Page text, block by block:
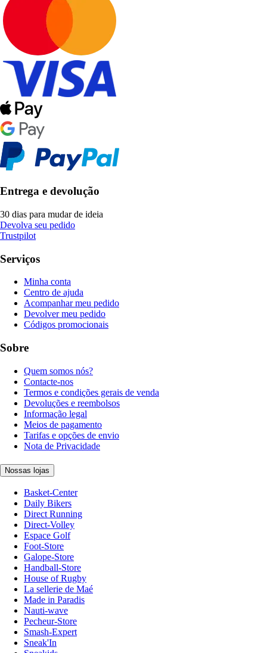
Entrega e devolução
30 dias para mudar de ideia
Devolva seu pedido
Trustpilot
Serviços
Minha conta
Centro de ajuda
Acompanhar meu pedido
Devolver meu pedido
Códigos promocionais
Sobre
Quem somos nós?
Contacte-nos
Termos e condições gerais de venda
Devoluções e reembolsos
Informação legal
Meios de pagamento
Tarifas e opções de envio
Nota de Privacidade
Nossas lojas
Basket-Center
Daily Bikers
Direct Running
Direct-Volley
Espace Golf
Foot-Store
Galope-Store
Handball-Store
House of Rugby
La sellerie de Maé
Made in Paradis
Nauti-wave
Pecheur-Store
Smash-Expert
Sneak'In